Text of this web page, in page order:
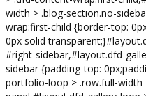
width > .blog-section.no-
wrap:first-child {border-top:
0px solid
#right-sidebar,#layout.dfd-
sidebar {padding-top:
portfolio-loop > .row.full-width